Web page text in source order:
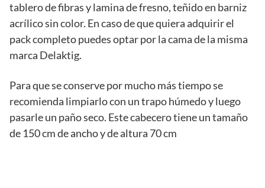
tablero de fibras y lamina de fresno, teñido en barniz
acrílico sin color. En caso de que quiera adquirir el
pack completo puedes optar por la cama de la misma
marca Delaktig.
Para que se conserve por mucho más tiempo se
recomienda limpiarlo con un trapo húmedo y luego
pasarle un paño seco. Este cabecero tiene un tamaño
de 150 cm de ancho y de altura 70 cm